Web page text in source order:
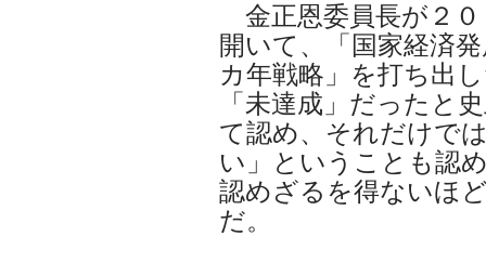
金正恩委員長が２０
開いて、「国家経済
カ年戦略」を打ち出
「未達成」だったと
て認め、それだけで
い」ということも認
認めざるを得ないほ
だ。